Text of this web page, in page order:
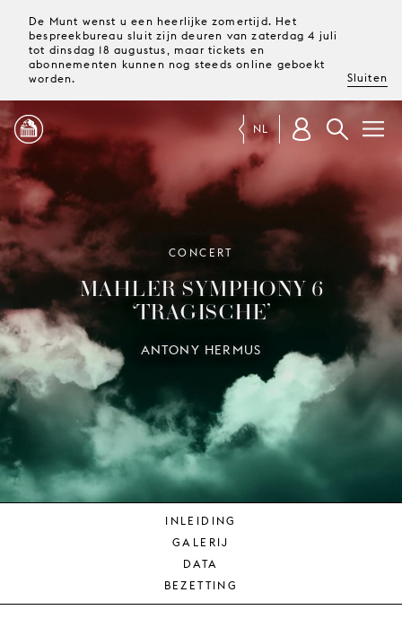
De Munt wenst u een heerlijke zomertijd. Het
bespreekbureau sluit zijn deuren van zaterdag 4 juli
tot dinsdag 18 augustus, maar tickets en
abonnementen kunnen nog steeds online geboekt
worden.
Sluiten
PROGRAMMA
MAGAZINE
TICKETS &
ABONNEMENTEN
UW
BEZOEK
JONG
PUBLIEK
MUNT
ONS
NL
CONCERT
MAHLER SYMPHONY 6
‘TRAGISCHE’
ANTONY HERMUS
INLEIDING
GALERIJ
DATA
BEZETTING